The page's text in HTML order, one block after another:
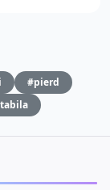
#pierd